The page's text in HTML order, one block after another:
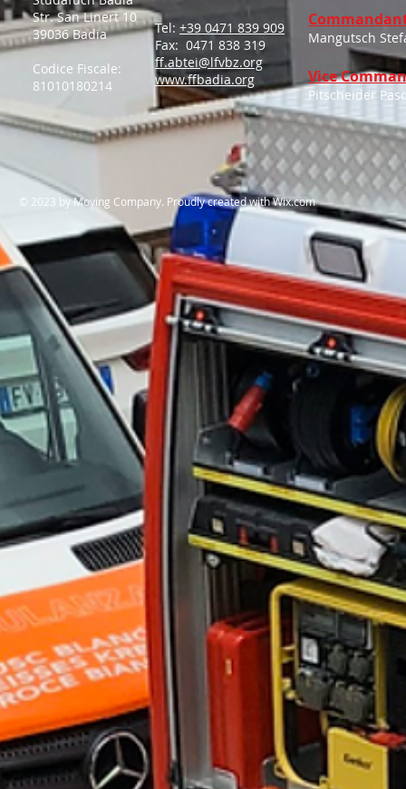
Str. San Linert 10
39036 Badia
Codice Fiscale:
81010180214
Tel: +39 0471 839 909
Fax: 0471 838 319
ff.abtei@lfvbz.org
www.ffbadia.org
Mangutsch
Vice
Pitscheider
​© 2023 by Moving Company. Proudly created withWix.com